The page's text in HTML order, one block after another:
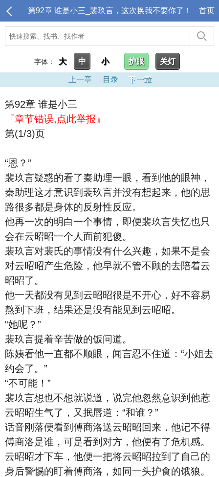
第92章 谁是小三_裴玖言，这次换我不要你了！ 首页
字体： 大 中 小 护眼 关灯
上一章 目录 下一章
第92章 谁是小三
『章节错误,点此举报』
第(1/3)页
“恩？”
裴玖言疑惑的看了秦助理一眼，看到他的眼神，
秦助理这才意识到裴玖言并没有想起来，他的思
路很多都是身体的反射性反应。
他再一次的明白一个事情，即便裴玖言失忆也只
会在云昭昭一个人面前犯傻。
裴玖言对裴氏的事情没有什么兴趣，如果不是会
对云昭昭产生危险，他早就不管不顾的去陪着云
昭昭了。
他一天都没有见到云昭昭很是不开心，好不容易
熬到下班，结果还是没有能见到云昭昭。
“她呢？”
裴玖言提着辛苦做的饭问道。
陈姨看他一直都不顺眼，闻言忍不住道：“小姐去
约会了。”
“不可能！”
裴玖言想也不想就说道，说完他忽然意识到他惹
云昭昭生气了，又抿唇道：“和谁？”
话音刚落便看到傅商洛送云昭昭回来，他记不得
傅商洛是谁，可是看到对方，他便有了危机感。
云昭昭才下车，他便一把将云昭昭拉到了自己的
身后警惕的盯着傅商洛，如同一头护食的饿狼。